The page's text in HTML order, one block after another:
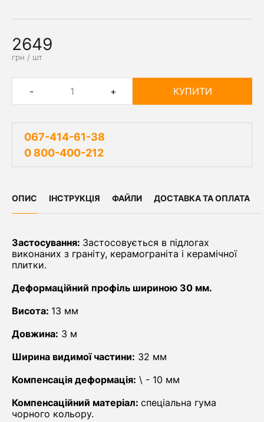
2649
грн / шт
- + КУПИТИ
067-414-61-38
0 800-400-212
ОПИС ІНСТРУКЦІЯ ФАЙЛИ ДОСТАВКА ТА ОПЛАТА
Застосування: Застосовується в підлогах
виконаних з граніту, керамограніта і керамічної
плитки.
Деформаційний профіль шириною 30 мм.
Висота: 13 мм
Довжина: 3 м
Ширина видимої частини: 32 мм
Компенсація деформація: \ - 10 мм
Компенсаційний матеріал: спеціальна гума
чорного кольору.